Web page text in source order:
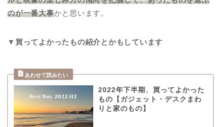
のが一番大事かと思います。
▼買ってよかったもの紹介とかもしています
2022年下半期、買ってよかった
もの【ガジェット・デスクまわ
りと家のもの】